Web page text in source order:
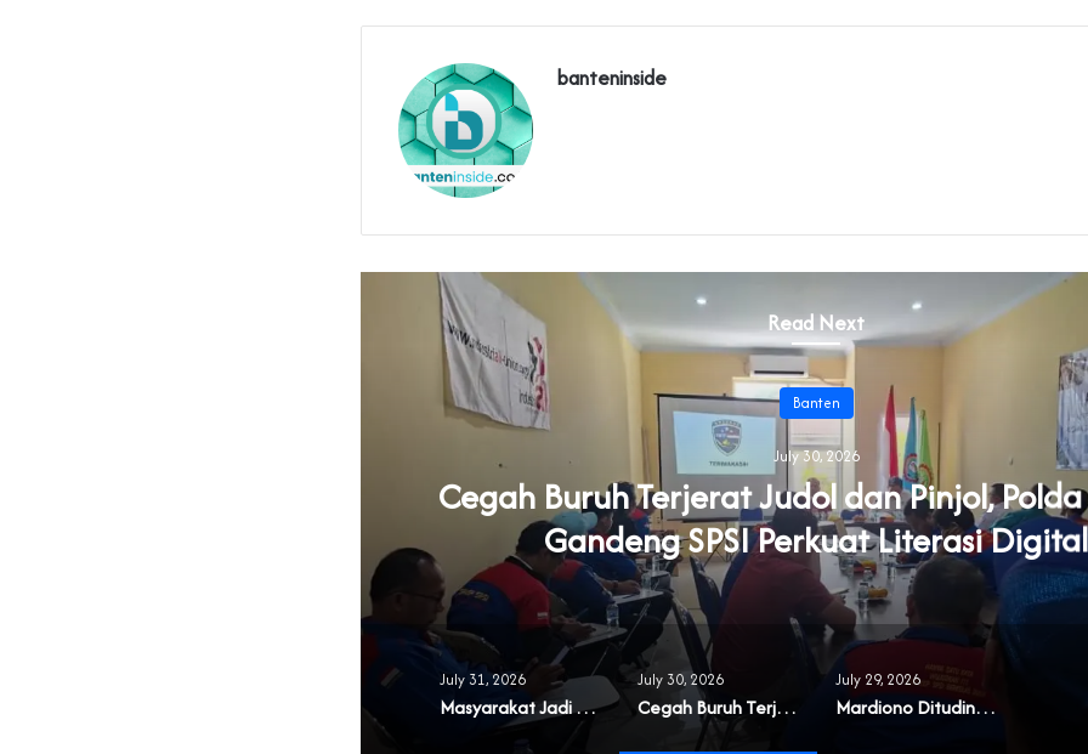
banteninside
Read Next
Banten
July 30, 2026
Cegah Buruh Terjerat Judol dan Pinjol,
Gandeng SPSI Perkuat Literasi Digital
July 31, 2026
‎Masyarakat Jadi Korban Buruknya Tata Kelola Koperasi Syariah di Banten
July 30, 2026
Cegah Buruh Terjerat Judol dan Pinjol, Polda Banten Gandeng SPSI Perkuat Literasi Digital
July 29, 2026
‎Mardiono Dituding Adu Domba dan Bikin Gaduh Kader PPP di Banten